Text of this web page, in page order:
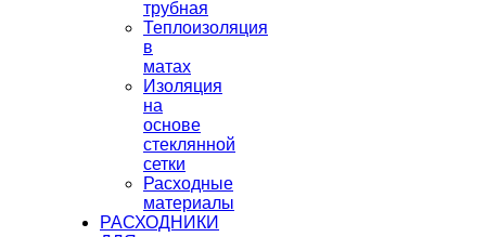
трубная
Теплоизоляция
в
матах
Изоляция
на
основе
стеклянной
сетки
Расходные
материалы
РАСХОДНИКИ